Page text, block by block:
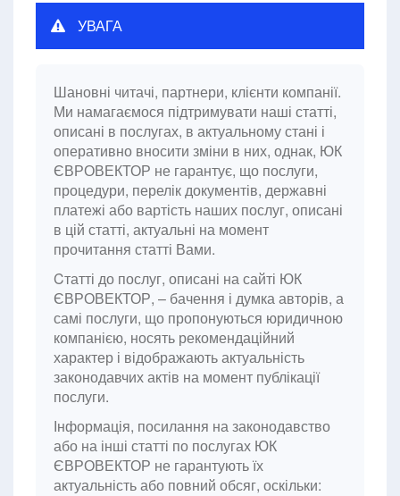
УВАГА
Шановні читачі, партнери, клієнти компанії.
Ми намагаємося підтримувати наші статті,
описані в послугах, в актуальному стані і
оперативно вносити зміни в них, однак, ЮК
ЄВРОВЕКТОР не гарантує, що послуги,
процедури, перелік документів, державні
платежі або вартість наших послуг, описані
в цій статті, актуальні на момент
прочитання статті Вами.
Cтатті до послуг, описані на сайті ЮК
ЄВРОВЕКТОР, – бачення і думка авторів, а
самі послуги, що пропонуються юридичною
компанією, носять рекомендаційний
характер і відображають актуальність
законодавчих актів на момент публікації
послуги.
Інформація, посилання на законодавство
або на інші статті по послугах ЮК
ЄВРОВЕКТОР не гарантують їх
актуальність або повний обсяг, оскільки: